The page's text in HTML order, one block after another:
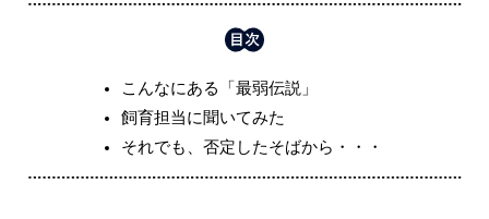
こんなにある「最弱伝説」
飼育担当に聞いてみた
それでも、否定したそばから・・・